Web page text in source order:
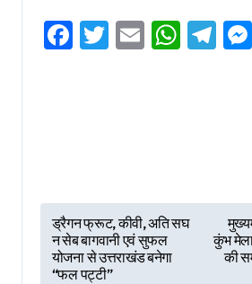
Facebook
Twitter
Email
P
o
ड्रैगन फ्रूट, कीवी, अति सघ
न सेब बागवानी एवं सुफल
योजना से उत्तराखंड बनेगा
“फल पट्टी”
कुंभ
की